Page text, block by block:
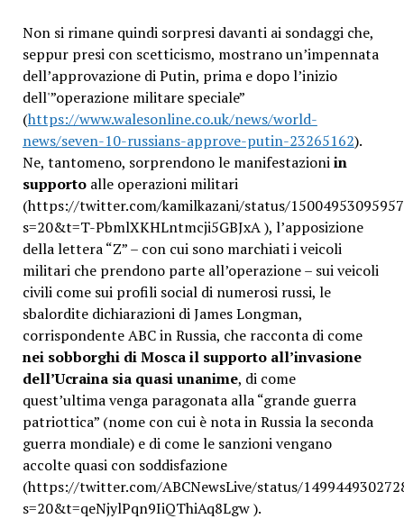
Non si rimane quindi sorpresi davanti ai sondaggi che,
seppur presi con scetticismo, mostrano un’impennata
dell’approvazione di Putin, prima e dopo l’inizio
dell'”operazione militare speciale”
(https://www.walesonline.co.uk/news/world-
news/seven-10-russians-approve-putin-23265162).
Ne, tantomeno, sorprendono le manifestazioniin
supporto alle operazioni militari
(https://twitter.com/kamilkazani/status/
s=20&t=T-PbmlXKHLntmcji5GBJxA ), l’apposizione
della lettera “Z” – con cui sono marchiati i veicoli
militari che prendono parte all’operazione – sui veicoli
civili come sui profili social di numerosi russi, le
sbalordite dichiarazioni di James Longman,
corrispondente ABC in Russia, che racconta di come
nei sobborghi di Mosca il supporto all’invasione
dell’Ucraina sia quasi unanime, di come
quest’ultima venga paragonata alla “grande guerra
patriottica” (nome con cui è nota in Russia la seconda
guerra mondiale) e di come le sanzioni vengano
accolte quasi con soddisfazione
(https://twitter.com/ABCNewsLive/status/
s=20&t=qeNjylPqn9IiQThiAq8Lgw ).